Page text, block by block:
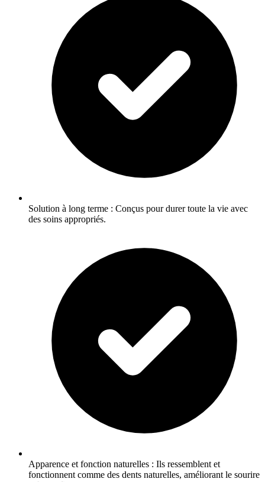
Solution à long terme : Conçus pour durer toute la vie avec
des soins appropriés.
Apparence et fonction naturelles : Ils ressemblent et
fonctionnent comme des dents naturelles, améliorant le sourire